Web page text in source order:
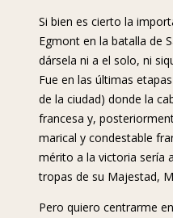
Si bien es cierto la
Egmont en la batalla de
dársela ni a el solo, ni
Fue en las últimas
de la ciudad) donde la
francesa y,
marical y condestable
mérito a la victoria sería
tropas de su Majestad,
Pero quiero centrarme